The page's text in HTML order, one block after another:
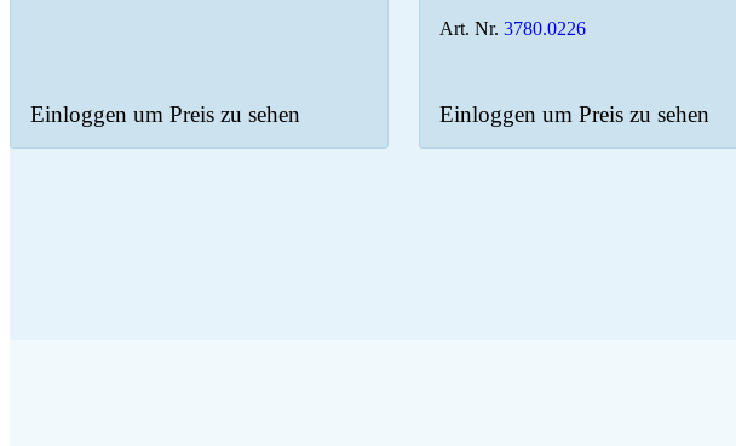
Einloggen um Preis zu sehen
Art. Nr. 3780.0226
Einloggen um Preis zu sehen